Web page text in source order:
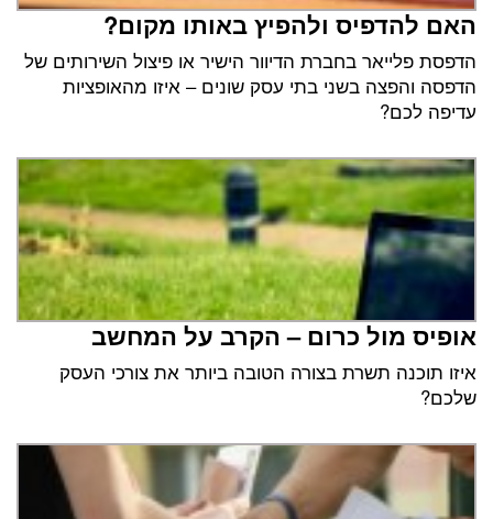
האם להדפיס ולהפיץ באותו מקום?
הדפסת פלייאר בחברת הדיוור הישיר או פיצול השירותים של
הדפסה והפצה בשני בתי עסק שונים – איזו מהאופציות
עדיפה לכם?
אופיס מול כרום – הקרב על המחשב
איזו תוכנה תשרת בצורה הטובה ביותר את צורכי העסק
שלכם?